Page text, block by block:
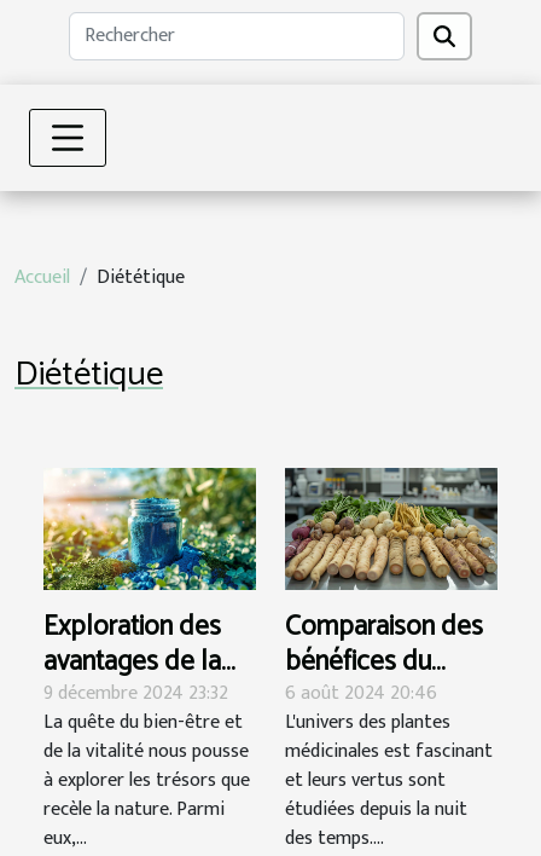
Accueil Diététique
Diététique
Exploration des
avantages de la
phycocyanine
pour le système
immunitaire et
l'anti-inflammation
9 décembre 2024 23:32
La quête du bien-être et
de la vitalité nous pousse
à explorer les trésors que
recèle la nature. Parmi
eux,...
Comparaison des
bénéfices du
khamaré avec
d'autres racines
médicinales
populaires
6 août 2024 20:46
L'univers des plantes
médicinales est fascinant
et leurs vertus sont
étudiées depuis la nuit
des temps....